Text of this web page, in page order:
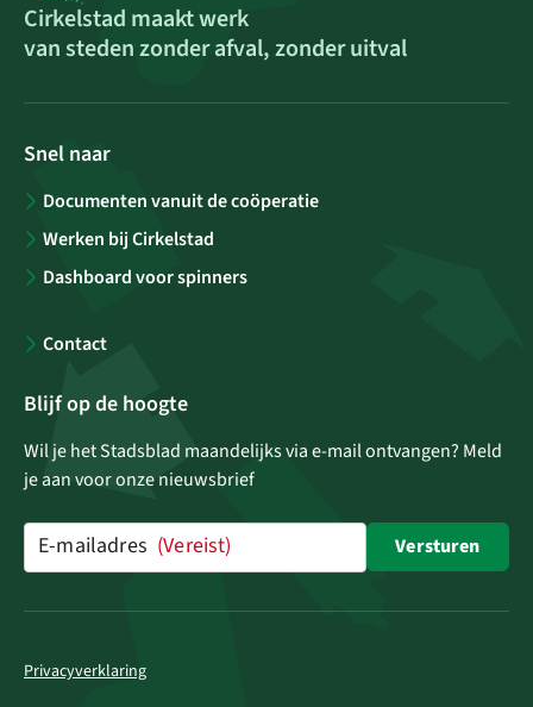
Cirkelstad maakt werk
van steden zonder afval, zonder uitval
Snel naar
Documenten vanuit de coöperatie
Werken bij Cirkelstad
Dashboard voor spinners
Contact
Blijf op de hoogte
Wil je het Stadsblad maandelijks via e-mail ontvangen? Meld
je aan voor onze nieuwsbrief
E-mailadres (Vereist) Versturen
Privacyverklaring